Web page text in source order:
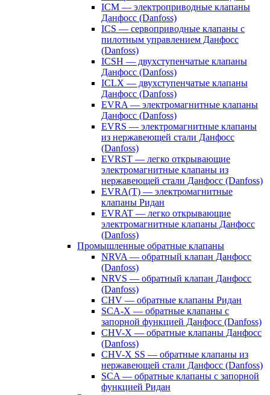
ICM — электроприводные клапаны
Данфосс (Danfoss)
ICS — сервоприводные клапаны с
пилотным управлением Данфосс
(Danfoss)
ICSH — двухступенчатые клапаны
Данфосс (Danfoss)
ICLX — двухступенчатые клапаны
Данфосс (Danfoss)
EVRA — электромагнитные клапаны
Данфосс (Danfoss)
EVRS — электромагнитные клапаны
из нержавеющей стали Данфосс
(Danfoss)
EVRST — легко открывающие
электромагнитные клапаны из
нержавеющей стали Данфосс (Danfoss)
EVRA(T) — электромагнитные
клапаны Ридан
EVRAT — легко открывающие
электромагнитные клапаны Данфосс
(Danfoss)
Промышленные обратные клапаны
NRVA — обратный клапан Данфосс
(Danfoss)
NRVS — обратный клапан Данфосс
(Danfoss)
CHV — обратные клапаны Ридан
SCA-X — обратные клапаны с
запорной функцией Данфосс (Danfoss)
CHV-X — обратные клапаны Данфосс
(Danfoss)
CHV-X SS — обратные клапаны из
нержавеющей стали Данфосс (Danfoss)
SCA — обратные клапаны с запорной
функцией Ридан